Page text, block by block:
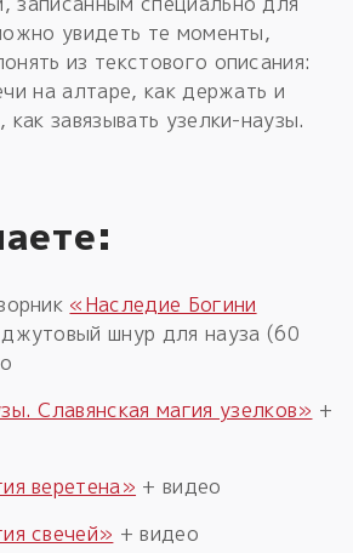
увидеть те моменты,
из текстового описания:
на алтаре, как держать и
как завязывать узелки-наузы.
«Наследие Богини
шнур для науза (60
Славянская магия узелков» +
веретена» + видео
свечей» + видео